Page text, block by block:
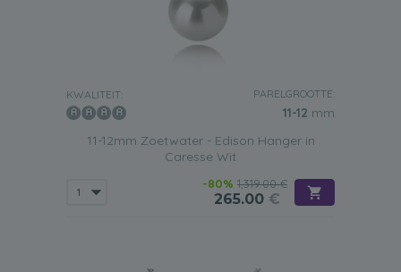
KWALITEIT: PARELGROOTTE:
11-12 mm
11-12mm Zoetwater - Edison Hanger in
Caresse Wit
-80% 1,319.00 €
265.00 €